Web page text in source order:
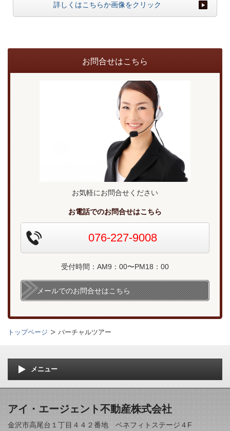
詳しくはこちらか画像をクリック
お問合せはこちら
お気軽にお問合せください
お電話でのお問合せはこちら
076-227-9008
受付時間：AM9：00〜PM18：00
メールでのお問合せはこちら
トップページ バーチャルツアー
メニュー
アイ・エージェント不動産株式会社
金沢市高尾台１丁目４４２番地 ベネフィトステージ４F